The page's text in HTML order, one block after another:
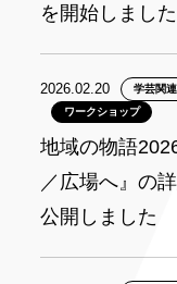
を開始しました
2026.02.20 学芸関連
ワークショップ
地域の物語
／広場へ』の
公開しました